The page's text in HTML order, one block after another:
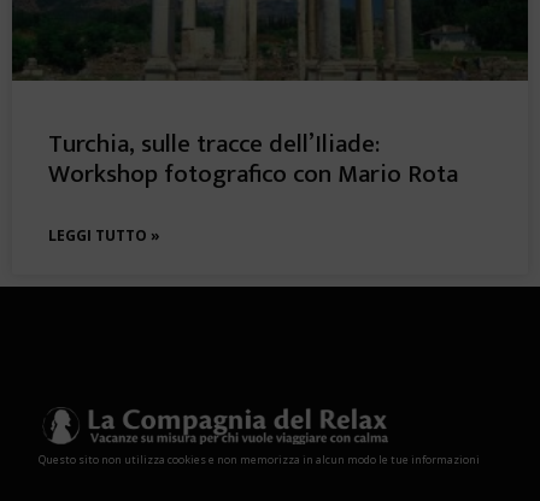
Turchia, sulle tracce dell’Iliade:
Workshop fotografico con Mario Rota
LEGGI TUTTO »
Questo sito non utilizza cookies e non memorizza in alcun modo le tue informazioni